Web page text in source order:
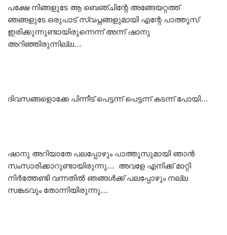
പക്ഷേ നിങ്ങളുടേ ആ ബെഞ്ചിന്റേ അങ്ങേയറ്റത്ത്
ഞങ്ങളുടേ ഒരുപാട് സ്വപ്നങ്ങളുമായി എന്റേ പാത്തൂസ്
ഇരിക്കുന്നുണ്ടായിരുന്നെന്ന് അന്ന് ഷാനു
അറിഞ്ഞിരുന്നില്ല…
ദിവസങ്ങളൊക്കേ പിന്നീട് പെട്ടന്ന് പെട്ടന്ന് കടന്ന് പോയി…
ഷാനു അറിയാതേ പലപ്പോഴും പാത്തൂസുമായി ഞാൻ
സംസാരിക്കാറുണ്ടായിരുന്നു… അവളേ എനിക്ക് മാറ്റി
നിർത്തേണ്ടി വന്നതിൽ ഞങ്ങൾക്ക് പലപ്പോഴും നല്ല
സങ്കടവും തോന്നിയിരുന്നു…